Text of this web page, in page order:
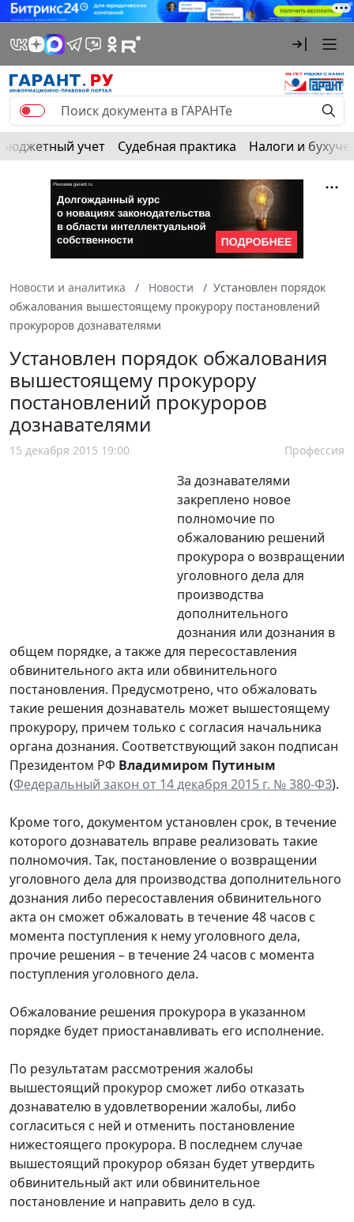
Бюджетный учет Судебная практика Налоги и
Новости и аналитика Новости
Установлен порядок
обжалования вышестоящему прокурору постановлений
прокуроров дознавателями
Установлен порядок обжалования
вышестоящему прокурору
постановлений прокуроров
дознавателями
15 декабря 2015 19:00 Профессия
За дознавателями
закреплено новое
полномочие по
обжалованию решений
прокурора о возвращении
уголовного дела для
производства
дополнительного
дознания или дознания в
общем порядке, а также для пересоставления
обвинительного акта или обвинительного
постановления. Предусмотрено, что обжаловать
такие решения дознаватель может вышестоящему
прокурору, причем только с согласия начальника
органа дознания. Соответствующий закон подписан
Президентом РФ Владимиром Путиным
(Федеральный закон от 14 декабря 2015 г. № 380-ФЗ).
Кроме того, документом установлен срок, в течение
которого дознаватель вправе реализовать такие
полномочия. Так, постановление о возвращении
уголовного дела для производства дополнительного
дознания либо пересоставления обвинительного
акта он сможет обжаловать в течение 48 часов с
момента поступления к нему уголовного дела,
прочие решения – в течение 24 часов с момента
поступления уголовного дела.
Обжалование решения прокурора в указанном
порядке будет приостанавливать его исполнение.
По результатам рассмотрения жалобы
вышестоящий прокурор сможет либо отказать
дознавателю в удовлетворении жалобы, либо
согласиться с ней и отменить постановление
нижестоящего прокурора. В последнем случае
вышестоящий прокурор обязан будет утвердить
обвинительный акт или обвинительное
постановление и направить дело в суд.